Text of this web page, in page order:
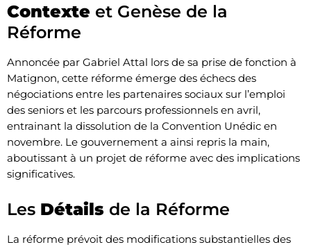
Contexte et Genèse de la
Réforme
Annoncée par Gabriel Attal lors de sa prise de fonction à
Matignon, cette réforme émerge des échecs des
négociations entre les partenaires sociaux sur l’emploi
des seniors et les parcours professionnels en avril,
entrainant la dissolution de la Convention Unédic en
novembre. Le gouvernement a ainsi repris la main,
aboutissant à un projet de réforme avec des implications
significatives.
Les Détails de la Réforme
La réforme prévoit des modifications substantielles des